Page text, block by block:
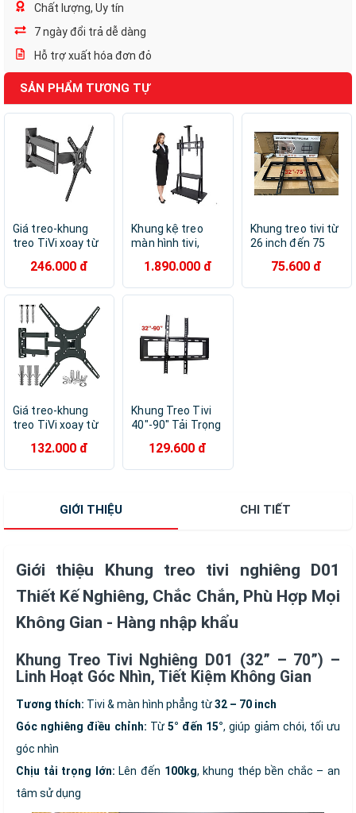
Chất lượng, Uy tín
7 ngày đổi trả dễ dàng
Hỗ trợ xuất hóa đơn đỏ
SẢN PHẨM TƯƠNG TỰ
Giá treo-khung
treo TiVi xoay từ
L400 tải trọng
31kg - Hàng nhập
246.000 đ
Khung kệ treo
màn hình tivi,
động Apollo 1800
kích thước 60 ”–
150kg - Hàng
nhập khẩu
1.890.000 đ
Khung treo tivi từ
26 inch đến 75
50kg, Loại dày,
chắc chắn, nặng
75.600 đ
Giá treo-khung
treo TiVi xoay từ
Hàng nhập khẩu
132.000 đ
Khung Treo Tivi
40"-90" Tải Trọng
Trợ Tivi Chuẩn
VESA
129.600 đ
GIỚI THIỆU CHI TIẾT
Giới thiệu Khung treo tivi nghiêng D01
Thiết Kế Nghiêng, Chắc Chắn, Phù Hợp Mọi
Không Gian - Hàng nhập khẩu
Khung Treo Tivi Nghiêng D01 (32” – 70”) –
Linh Hoạt Góc Nhìn, Tiết Kiệm Không Gian
Tương thích: Tivi & màn hình phẳng từ32 – 70 inch
Góc nghiêng điều chỉnh: Từ 5° đến 15°, giúp giảm chói, tối ưu
góc nhìn
Chịu tải trọng lớn: Lên đến 100kg, khung thép bền chắc – an
tâm sử dụng